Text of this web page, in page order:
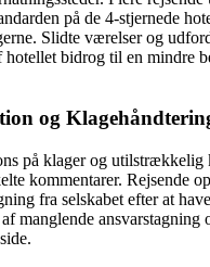
på de 4-stjernede
Slidte værelser og
hotellet bidrog til en mindre
og
på klager og
kommentarer. Rejsende
fra selskabet efter at
manglende ansvarstagning